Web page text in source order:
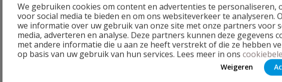
We gebruiken cookies om content en advertenties te personaliseren,
voor social media te bieden en om ons websiteverkeer te analyseren.
we informatie over uw gebruik van onze site met onze partners voor
media, adverteren en analyse. Deze partners kunnen deze gegevens
met andere informatie die u aan ze heeft verstrekt of die ze hebben
op basis van uw gebruik van hun services. Lees meer in ons
Weigeren